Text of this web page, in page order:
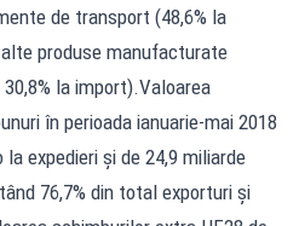
de transport (48,6% la
produse manufacturate
la import).Valoarea
în perioada ianuarie-mai 2018
expedieri şi de 24,9 miliarde
76,7% din total exporturi şi